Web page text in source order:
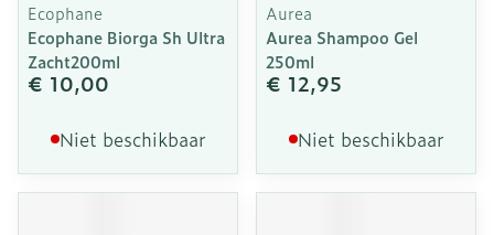
Ecophane
Ecophane Biorga Sh Ultra
Zacht200ml
€ 10,00
Niet beschikbaar
Aurea
Aurea Shampoo Gel
250ml
€ 12,95
Niet beschikbaar